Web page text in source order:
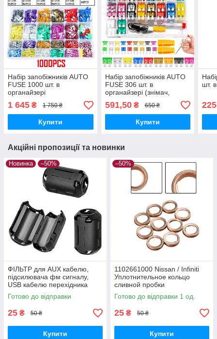
Набір запобіжників AUTO
FUSE 1000 шт. в
органайзері
1 645 ₴ 1 750 ₴
Купити
Набір запобіжників AUTO
FUSE 306 шт. в
органайзері (знімач,
пробник у комплекті)
591,50₴ 650 ₴
Купити
шт.
225
Акційні пропозиції та новинки
Новинка –50%
ФІЛЬТР для AUX кабелю,
підсилювача фм сигналу,
USB кабелю перехідника
Готово до відправки
25 ₴ 50 ₴
Купити
–50%
1102661000 Nissan / Infiniti
Уплотнительное кольцо
сливной пробки
Готово до відправки 1 од.
25 ₴ 50 ₴
Купити